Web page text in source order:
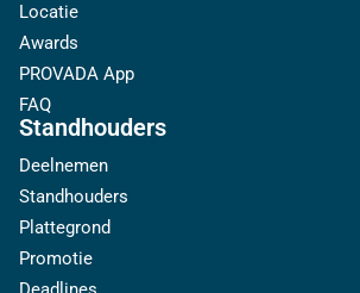
Locatie
Awards
PROVADA App
FAQ
Standhouders
Deelnemen
Standhouders
Plattegrond
Promotie